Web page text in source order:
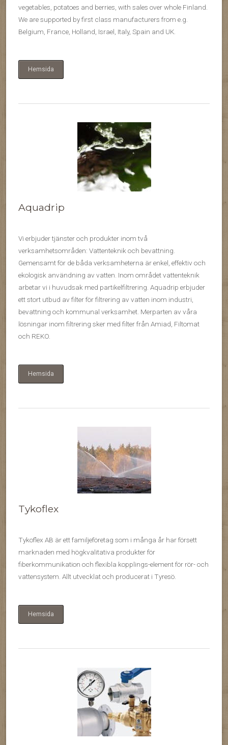
vegetables, potatoes and berries, with sales over whole Finland.
We are supported by first class manufacturers from e.g.
Belgium, France, Holland, Israel, Italy, Spain and UK.
Hemsida
Aquadrip
Vi erbjuder tjänster och produkter inom två
verksamhetsområden: Vattenteknik och bevattning.
Gemensamt för de båda verksamheterna är enkel, effektiv och
ekologisk användning av vatten. Inom området vattenteknik
arbetar vi i huvudsak med partikelfiltrering. Aquadrip erbjuder
ett stort utbud av filter för filtrering av vatten inom industri,
bevattning och kommunal verksamhet. Merparten av våra
lösningar inom filtrering sker med filter från Amiad, Filtomat
och REKO.
Hemsida
Tykoflex
Tykoflex AB är ett familjeföretag som i många år har försett
marknaden med högkvalitativa produkter för
fiberkommunikation och flexibla kopplings-element för rör- och
vattensystem. Allt utvecklat och producerat i Tyresö.
Hemsida